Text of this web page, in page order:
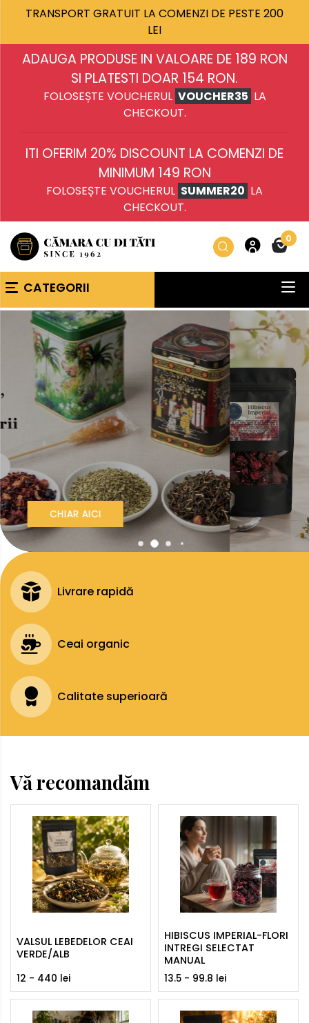
TRANSPORT GRATUIT LA COMENZI DE PESTE 200
LEI
ADAUGA PRODUSE IN VALOARE DE 189 RON
SI PLATESTI DOAR 154 RON.
FOLOSEȘTE VOUCHERUL VOUCHER35 LA
CHECKOUT.
ITI OFERIM 20% DISCOUNT LA COMENZI DE
MINIMUM 149 RON
FOLOSEȘTE VOUCHERUL SUMMER20 LA
CHECKOUT.
0
CATEGORII
Livrare rapidă
Ceai organic
Calitate superioară
Vă recomandăm
VALSUL LEBEDELOR CEAI
VERDE/ALB
12 - 440 lei
HIBISCUS IMPERIAL-FLORI
INTREGI SELECTAT
MANUAL
13.5 - 99.8 lei